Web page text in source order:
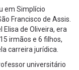
em Simplício
Francisco de Assis.
Elisa de Oliveira, era
irmãos e 6 filhos,
carreira jurídica.
universitário